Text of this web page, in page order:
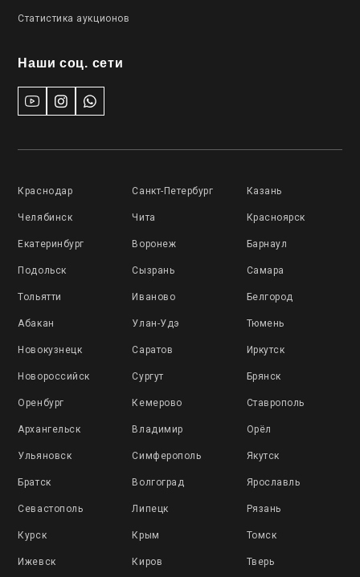
Статистика аукционов
Наши соц. сети
Краснодар Санкт-Петербург Казань
Челябинск Чита Красноярск
Екатеринбург Воронеж Барнаул
Подольск Сызрань Самара
Тольятти Иваново Белгород
Абакан Улан-Удэ Тюмень
Новокузнецк Саратов Иркутск
Новороссийск Сургут Брянск
Оренбург Кемерово Ставрополь
Архангельск Владимир Орёл
Ульяновск Симферополь Якутск
Братск Волгоград Ярославль
Севастополь Липецк Рязань
Курск Крым Томск
Ижевск Киров Тверь